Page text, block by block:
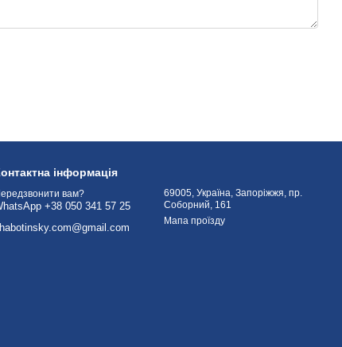
інформація
вам?
+38 050 341 57 25
69005, Україна, Запоріжжя, пр.
Соборний, 161
Мапа проїзду